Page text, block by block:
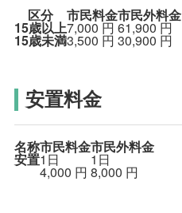
区分 市民料金市民外料金
15歳以上7,000 円 61,900円
15歳未満3,500 円 30,900 円
安置料金
名称市民料金市民外料金
安置1日
4,000 円
1日
8,000 円